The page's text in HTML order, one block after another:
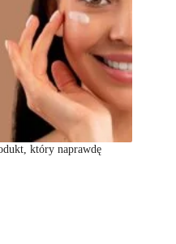
który naprawdę